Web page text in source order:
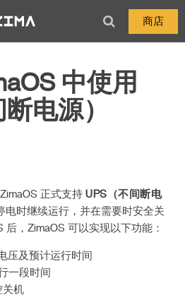
商店
中使用
电源）
正式支持UPS（不间断电
电时继续运行，并在需要时安全关
后，ZimaOS 可以实现以下功能：
压及预计运行时间
一段时间
关机